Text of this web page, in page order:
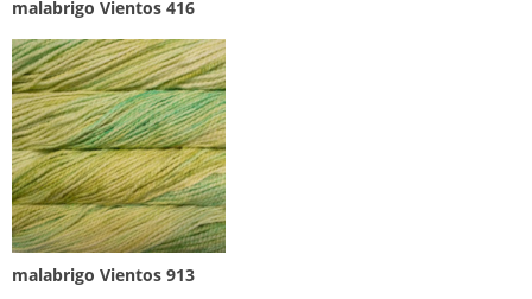
malabrigo Vientos 416
malabrigo Vientos 913